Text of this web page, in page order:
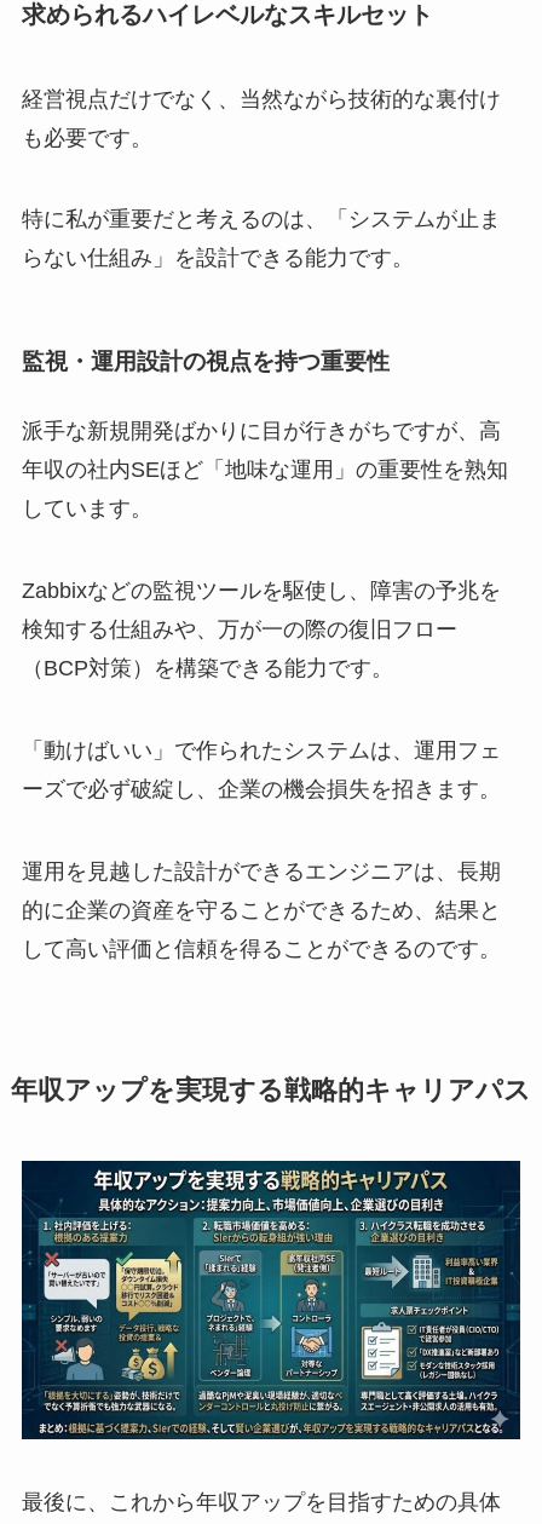
求められるハイレベルなスキルセット
経営視点だけでなく、当然ながら技術的な裏付け
も必要です。
特に私が重要だと考えるのは、「システムが止ま
らない仕組み」を設計できる能力です。
監視・運用設計の視点を持つ重要性
派手な新規開発ばかりに目が行きがちですが、高
年収の社内SEほど「地味な運用」の重要性を熟知
しています。
Zabbixなどの監視ツールを駆使し、障害の予兆を
検知する仕組みや、万が一の際の復旧フロー
（BCP対策）を構築できる能力です。
「動けばいい」で作られたシステムは、運用フェ
ーズで必ず破綻し、企業の機会損失を招きます。
運用を見越した設計ができるエンジニアは、長期
的に企業の資産を守ることができるため、結果と
して高い評価と信頼を得ることができるのです。
年収アップを実現する戦略的キャリアパス
最後に、これから年収アップを目指すための具体